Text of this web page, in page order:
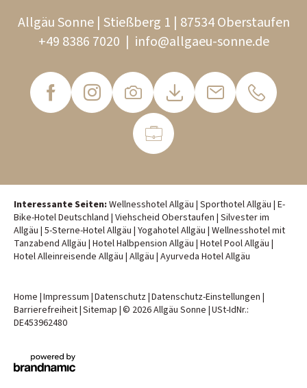
Allgäu Sonne | Stießberg 1 | 87534 Oberstaufen
+49 8386 7020 | info@allgaeu-sonne.de
Interessante Seiten:Wellnesshotel Allgäu | Sporthotel Allgäu | E-
Bike-Hotel Deutschland | Viehscheid Oberstaufen | Silvester im
Allgäu | 5-Sterne-Hotel Allgäu | Yogahotel Allgäu | Wellnesshotel mit
Tanzabend Allgäu | Hotel Halbpension Allgäu | Hotel Pool Allgäu |
Hotel Alleinreisende Allgäu | Allgäu | Ayurveda Hotel Allgäu
Home |Impressum |Datenschutz|Datenschutz-Einstellungen |
Barrierefreiheit|Sitemap |© 2026 Allgäu Sonne |USt-IdNr.:
DE453962480